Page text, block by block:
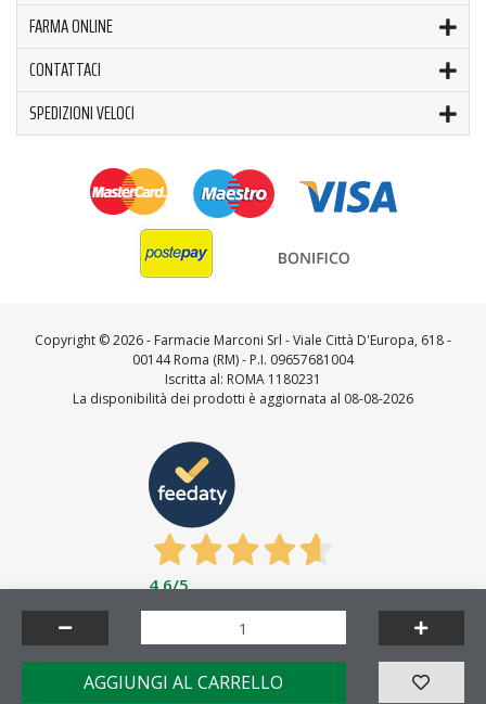
AGGIUNGI AL CARRELLO
FARMA ONLINE
CONTATTACI
SPEDIZIONI VELOCI
Copyright ©2026 - Farmacie Marconi Srl - Viale Città D'Europa, 618 -
00144 Roma (RM) - P.I. 09657681004
Iscritta al: ROMA 1180231
La disponibilità dei prodotti è aggiornata al 08-08-2026
4,6/5
Feedaty4.7/5-23721feedbacks
Made by